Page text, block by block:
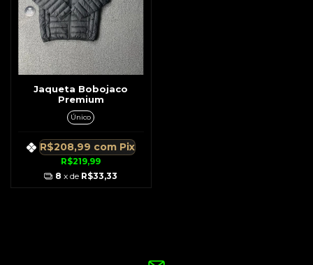
Jaqueta Bobojaco
Premium
Único
R$219,99
R$208,99 com Pix
8 x de R$33,33